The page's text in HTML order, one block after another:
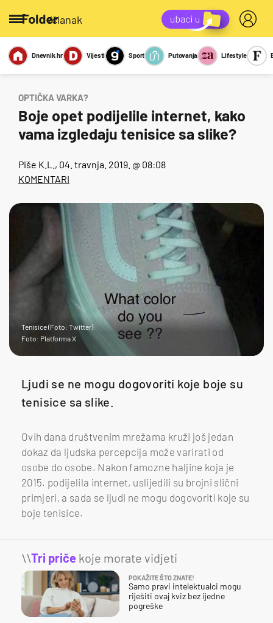
/članak
Miks Kviz
Report
Sexy
Dnevnik.hr Vijesti Sport Putovanja Lifestyle
OPTIČKA VARKA?
Boje opet podijelile internet, kako
vama izgledaju tenisice sa slike?
Piše K.L. , 04. travnja. 2019. @ 08:08
KOMENTARI
Tenisice (Foto: Twitter)
Foto: Platforma X
Ljudi se ne mogu dogovoriti koje boje su
tenisice sa slike.
Ovih dana društvenim mrežama kruži još jedan
dokaz da ljudska percepcija može varirati od
osobe do osobe. Nakon famozne haljine koja je
2015. podijelila internet, uslijedili su brojni slični
primjeri, a sada se ljudi ne mogu dogovoriti koje su
boje tenisice.
\\Tri priče koje morate vidjeti
POKAŽITE ŠTO ZNATE!
Samo pravi intelektualci mogu
riješiti ovaj kviz bez ijedne
pogreške